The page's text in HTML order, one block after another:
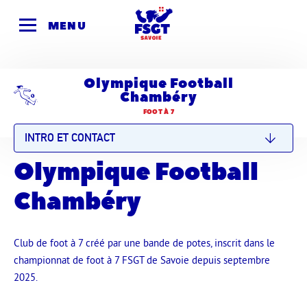
MENU
Olympique Football
Chambéry
FOOT À 7
INTRO ET CONTACT
Olympique Football
Chambéry
Club de foot à 7 créé par une bande de potes, inscrit dans le
championnat de foot à 7 FSGT de Savoie depuis septembre
2025.